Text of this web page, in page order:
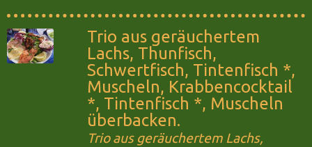
Trio aus geräuchertem
Lachs, Thunfisch,
Schwertfisch, Tintenfisch *,
Muscheln, Krabbencocktail
*, Tintenfisch *, Muscheln
überbacken.
Trio aus geräuchertem Lachs,